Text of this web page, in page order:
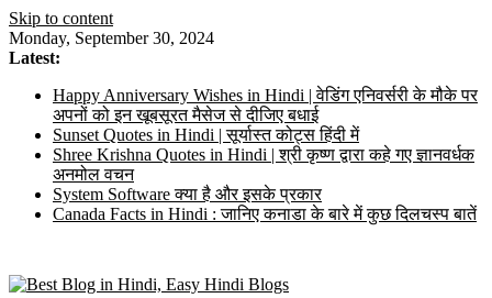
Skip to content
Monday, September 30, 2024
Latest:
Happy Anniversary Wishes in Hindi | वेडिंग एनिवर्सरी के मौके पर
अपनों को इन खूबसूरत मैसेज से दीजिए बधाई
Sunset Quotes in Hindi | सूर्यास्त कोट्स हिंदी में
Shree Krishna Quotes in Hindi | श्री कृष्ण द्वारा कहे गए ज्ञानवर्धक
अनमोल वचन
System Software क्या है और इसके प्रकार
Canada Facts in Hindi : जानिए कनाडा के बारे में कुछ दिलचस्प बातें